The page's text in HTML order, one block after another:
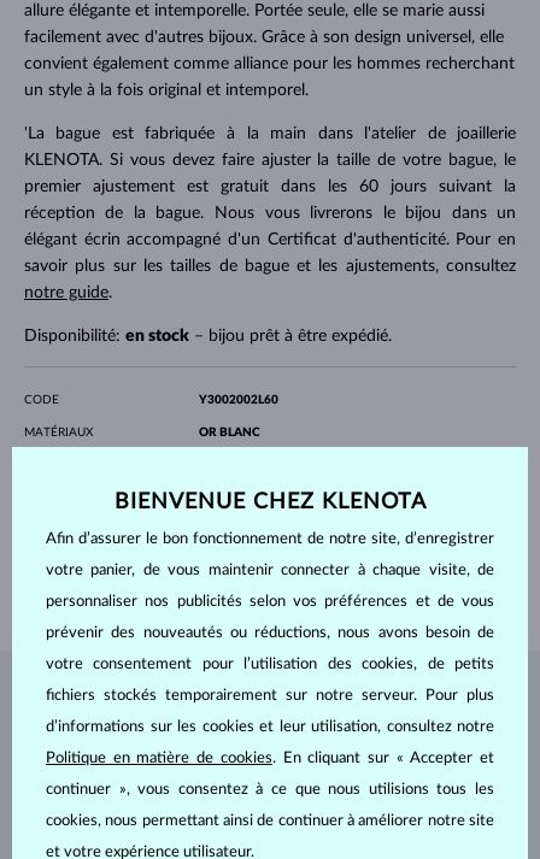
allure élégante et intemporelle. Portée seule, elle se marie aussi
facilement avec d'autres bijoux. Grâce à son design universel, elle
convient également comme alliance pour les hommes recherchant
un style à la fois original et intemporel.
'La bague est fabriquée à la main dans l'atelier de joaillerie
KLENOTA. Si vous devez faire ajuster la taille de votre bague, le
premier ajustement est gratuit dans les 60 jours suivant la
réception de la bague. Nous vous livrerons le bijou dans un
élégant écrin accompagné d'un Certificat d'authenticité. Pour en
savoir plus sur les tailles de bague et les ajustements, consultez
notre guide.
Disponibilité: en stock– bijou prêt à être expédié.
CODE Y3002002L60
MATÉRIAUX
OR BLANC
PROFILplat
BIJOUX DEL'ATELIER KLENOTA
BIENVENUE CHEZ KLENOTA
Afin d’assurer le bon fonctionnement de notre site, d’enregistrer
votre panier, de vous maintenir connecter à chaque visite, de
personnaliser nos publicités selon vos préférences et de vous
prévenir des nouveautés ou réductions, nous avons besoin de
votre consentement pour l’utilisation des cookies, de petits
fichiers stockés temporairement sur notre serveur. Pour plus
d’informations sur les cookies et leur utilisation, consultez notre
Politique en matière de cookies. En cliquant sur « Accepter et
continuer », vous consentez à ce que nous utilisions tous les
cookies, nous permettant ainsi de continuer à améliorer notre site
et votre expérience utilisateur.